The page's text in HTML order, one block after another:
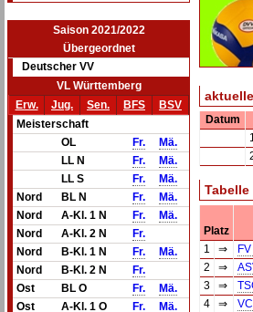
Saison 2021/2022
Übergeordnet
Deutscher VV
VL Württemberg
Erw.
Jug. Sen. BFS
BSV
Meisterschaft
OL
Fr.
Mä.
LL N
Fr.
Mä.
LL S
Fr.
Mä.
Nord
BL N Fr.
Mä.
Nord
A-Kl. 1 N Fr.
Mä.
Nord
A-Kl. 2 N
Fr.
Nord
B-Kl. 1 N Fr.
Mä.
Nord
B-Kl. 2 N
Fr.
Ost
BL O Fr.
Mä.
Ost
A-Kl. 1 O Fr.
Mä.
Datum
Tabelle
Platz
1
⇒
2
⇒
3
⇒
4
⇒